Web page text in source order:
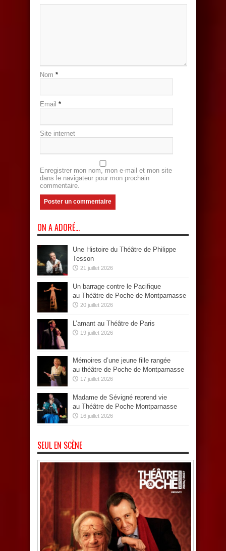
Nom *
Email *
Site internet
Enregistrer mon nom, mon e-mail et mon site
dans le navigateur pour mon prochain
commentaire.
ON A ADORÉ…
Une Histoire du Théâtre de Philippe
Tesson
21 juillet 2026
Un barrage contre le Pacifique
au Théâtre de Poche de Montparnasse
20 juillet 2026
L’amant au Théâtre de Paris
19 juillet 2026
Mémoires d’une jeune fille rangée
au théâtre de Poche de Montparnasse
17 juillet 2026
Madame de Sévigné reprend vie
au Théâtre de Poche Montparnasse
16 juillet 2026
SEUL EN SCÈNE